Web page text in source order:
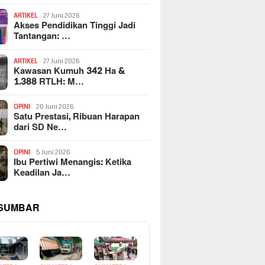
ARTIKEL 27 Juni 2026
Akses Pendidikan Tinggi Jadi
Tantangan: …
ARTIKEL 27 Juni 2026
Kawasan Kumuh 342 Ha &
1.388 RTLH: M…
OPINI 20 Juni 2026
Satu Prestasi, Ribuan Harapan
dari SD Ne…
OPINI 5 Juni 2026
Ibu Pertiwi Menangis: Ketika
Keadilan Ja…